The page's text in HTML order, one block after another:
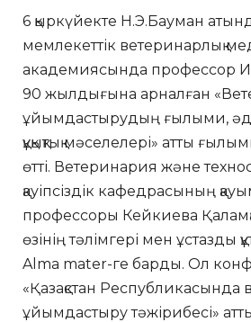
6 қыркүйекте Н.Э.Бауман
мемлекеттік ветеринарлық
академиясында профессор
90 жылдығына арналған
ұйымдастырудың ғылыми,
құқықтық мәселелері» атты
өтті. Ветеринария және
қауіпсіздік кафедрасының
профессоры Кейкиева
өзінің тәлімгері мен ұстазды
Alma mater-ге барды. Ол
«Қазақстан Республикасында
ұйымдастыру тәжірибесі»